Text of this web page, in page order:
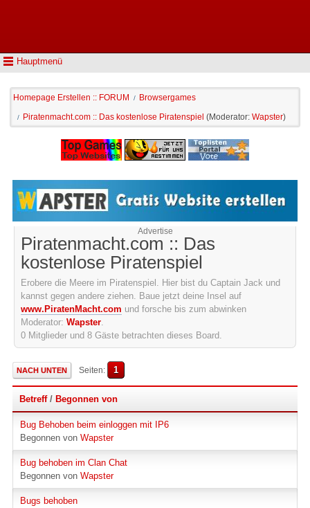
Hauptmenü
Homepage Erstellen :: FORUM / Browsergames
/ Piratenmacht.com :: Das kostenlose Piratenspiel (Moderator: Wapster)
Advertise
Piratenmacht.com :: Das
kostenlose Piratenspiel
Erobere die Meere im Piratenspiel. Hier bist du Captain Jack und
kannst gegen andere ziehen. Baue jetzt deine Insel auf
www.PiratenMacht.com und forsche bis zum abwinken
Moderator: Wapster.
0 Mitglieder und 8 Gäste betrachten dieses Board.
NACH UNTEN Seiten 1
Betreff/ Begonnen von
Bug Behoben beim einloggen mit IP6
Begonnen von Wapster
Bug behoben im Clan Chat
Begonnen von Wapster
Bugs behoben